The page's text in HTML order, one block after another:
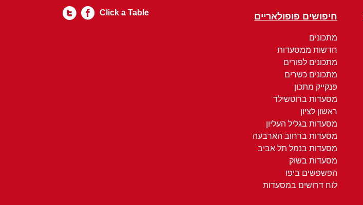
חיפושים פופולאריים
מתכונים
חדשות ממסעדות
מתכונים לפורים
מתכונים כשרים
פנקייק מתכון
מסעדות ברוטשילד
ראשון לציון
מסעדות בגליל העליון
מסעדות ברחוב הארבעה
מסעדות בנמל תל אביב
מסעדות בשוק
הפשפשים ביפו
לוח דרושים במסעדות
Click a Table